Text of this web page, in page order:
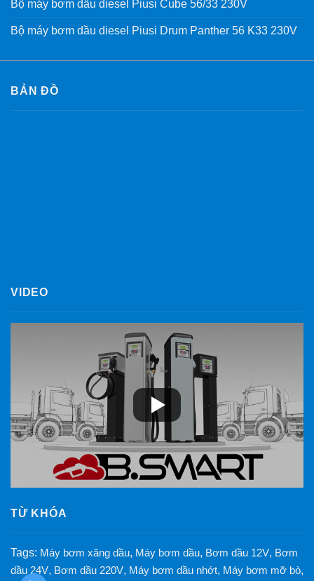
Bộ máy bơm dầu diesel Piusi Cube 56/33 230V
Bộ máy bơm dầu diesel Piusi Drum Panther 56 K33 230V
BẢN ĐỒ
VIDEO
TỪ KHÓA
Tags: Máy bơm xăng dầu, Máy bơm dầu, Bơm dầu 12V, Bơm
dầu 24V, Bơm dầu 220V, Máy bơm dầu nhớt, Máy bơm mỡ bò,